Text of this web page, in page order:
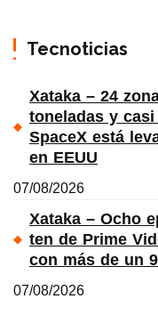
Tecnoticias
Xataka – 24
toneladas y
SpaceX está
en EEUU
07/08/2026
Xataka – Ocho
ten de Prime
con más de un
07/08/2026